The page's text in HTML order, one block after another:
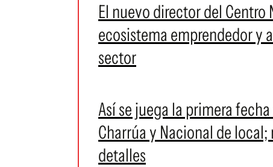
El nuevo director del Centro
ecosistema emprendedor y
sector
Así se juega la primera
Charrúa y Nacional de
detalles